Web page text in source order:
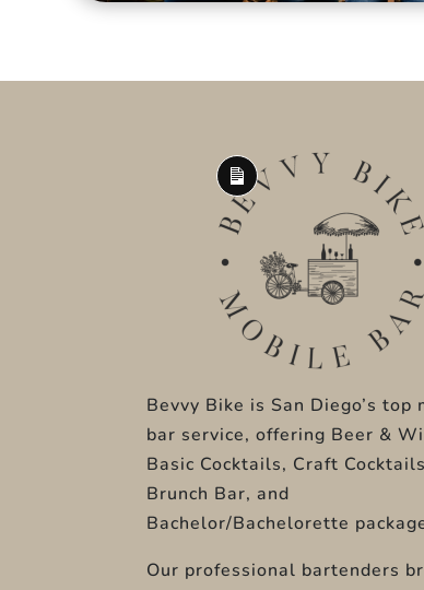
Long
Description
Bevvy Bike is San Diego’s top
bar service, offering Beer &
Basic Cocktails, Craft
Brunch Bar, and
Bachelor/Bachelorette
Our professional bartenders